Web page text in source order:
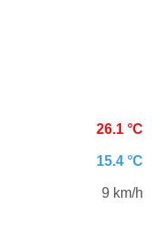
26.1 °C
15.4 °C
9 km/h